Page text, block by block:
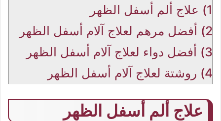
1)
علاج ألم أسفل الظهر
2)
أفضل مرهم لعلاج آلام أسفل الظهر
3)
أفضل دواء لعلاج آلام أسفل الظهر
4) روشتة لعلاج آلام أسفل الظهر
علاج ألم أسفل الظهر